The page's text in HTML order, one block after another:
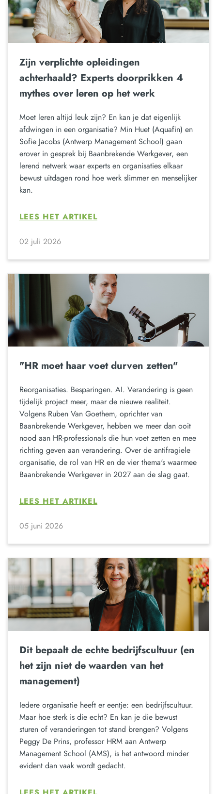
Zijn verplichte opleidingen
achterhaald? Experts doorprikken 4
mythes over leren op het werk
Moet leren altijd leuk zijn? En kan je dat eigenlijk
afdwingen in een organisatie? Min Huet (Aquafin) en
Sofie Jacobs (Antwerp Management School) gaan
erover in gesprek bij Baanbrekende Werkgever, een
lerend netwerk waar experts en organisaties elkaar
bewust uitdagen rond hoe werk slimmer en menselijker
kan.
LEES HET ARTIKEL
02 juli 2026
"HR moet haar voet durven zetten"
Reorganisaties. Besparingen. AI. Verandering is geen
tijdelijk project meer, maar de nieuwe realiteit.
Volgens Ruben Van Goethem, oprichter van
Baanbrekende Werkgever, hebben we meer dan ooit
nood aan HR-professionals die hun voet zetten en mee
richting geven aan verandering. Over de antifragiele
organisatie, de rol van HR en de vier thema's waarmee
Baanbrekende Werkgever in 2027 aan de slag gaat.
LEES HET ARTIKEL
05 juni 2026
Dit bepaalt de echte bedrijfscultuur (en
het zijn niet de waarden van het
management)
Iedere organisatie heeft er eentje: een bedrijfscultuur.
Maar hoe sterk is die echt? En kan je die bewust
sturen of veranderingen tot stand brengen? Volgens
Peggy De Prins, professor HRM aan Antwerp
Management School (AMS), is het antwoord minder
evident dan vaak wordt gedacht.